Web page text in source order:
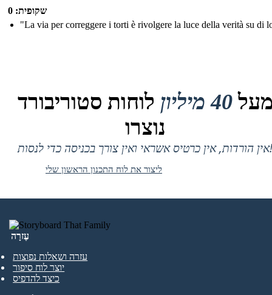
שקופית: 0
"La via per correggere i torti è rivolgere la luce della verità su di
40 מיליון
לוחות סטוריבורד
נוצרו
אין הורדות, אין כרטיס אשראי ואין צורך בכניסה כדי לנסות!
ליצור את לוח התכנון הראשון שלי
עֶזרָה
עזרה ושאלות נפוצות
יוצר לוח סיפור
כיצד להדפיס